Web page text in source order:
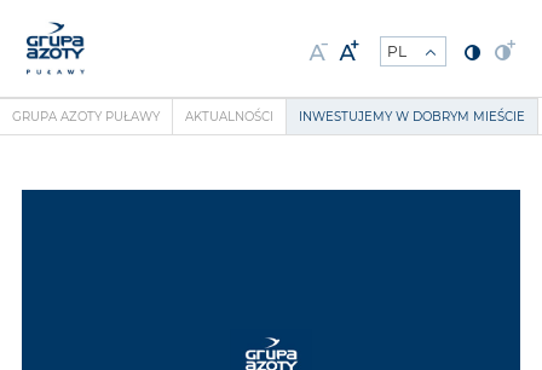
GRUPA AZOTY PUŁAWY AKTUALNOŚCI INWESTUJEMY W DOBRYM MIEŚCIE